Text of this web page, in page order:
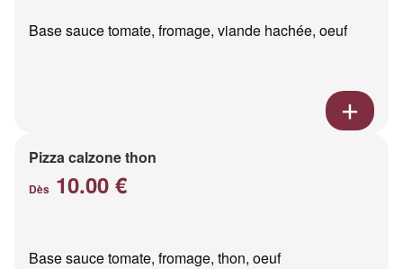
Base sauce tomate, fromage, viande hachée, oeuf
Pizza calzone thon
Dès 10.00 €
Base sauce tomate, fromage, thon, oeuf